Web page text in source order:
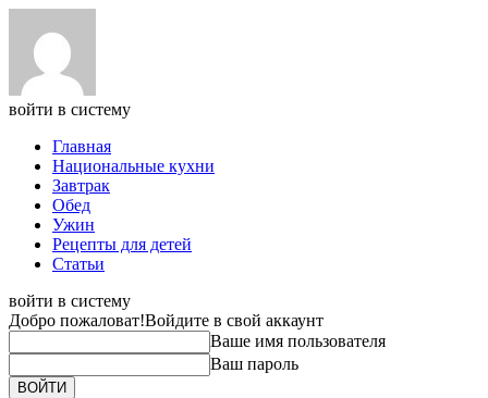
войти в систему
Главная
Национальные кухни
Завтрак
Обед
Ужин
Рецепты для детей
Статьи
войти в систему
Добро пожаловат!Войдите в свой аккаунт
Ваше имя пользователя
Ваш пароль